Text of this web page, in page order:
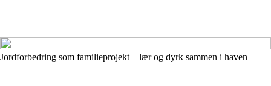
Jordforbedring som familieprojekt – lær og dyrk sammen i haven